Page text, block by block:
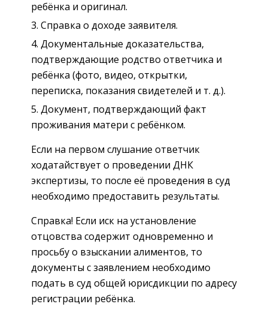
ребёнка и оригинал.
Справка о доходе заявителя.
Документальные доказательства,
подтверждающие родство ответчика и
ребёнка (фото, видео, открытки,
переписка, показания свидетелей и т. д.).
Документ, подтверждающий факт
проживания матери с ребёнком.
Если на первом слушание ответчик
ходатайствует о проведении ДНК
экспертизы, то после её проведения в суд
необходимо предоставить результаты.
Справка! Если иск на установление
отцовства содержит одновременно и
просьбу о взыскании алиментов, то
документы с заявлением необходимо
подать в суд общей юрисдикции по адресу
регистрации ребёнка.